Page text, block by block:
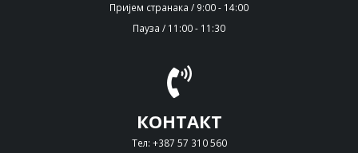
Пријем странака / 9:00 - 14:00
Пауза / 11:00 - 11:30
КОНТАКТ
Тел: +387 57 310 560